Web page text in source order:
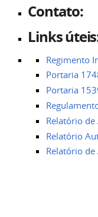
Contato:
Links
Regimento
Portaria
Portaria
Relatório de
Relatório
Relatório